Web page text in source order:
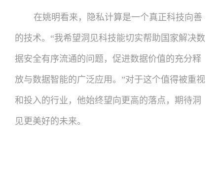
在姚明看来，隐私计算是一个真正科技向善
的技术。“我希望洞见科技能切实帮助国家解决数
据安全有序流通的问题，促进数据价值的充分释
放与数据智能的广泛应用。”对于这个值得被重视
和投入的行业，他始终望向更高的落点，期待洞
见更美好的未来。